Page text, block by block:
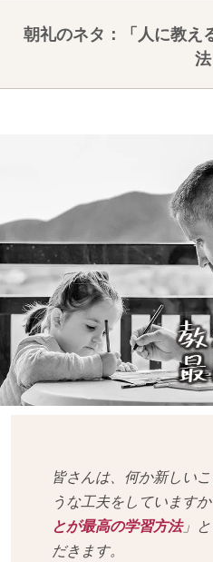
朝礼のネタ：「人に教え
法
皆さんは、何か新しい
うな工夫をしています
とが最高の学習方法」
だきます。